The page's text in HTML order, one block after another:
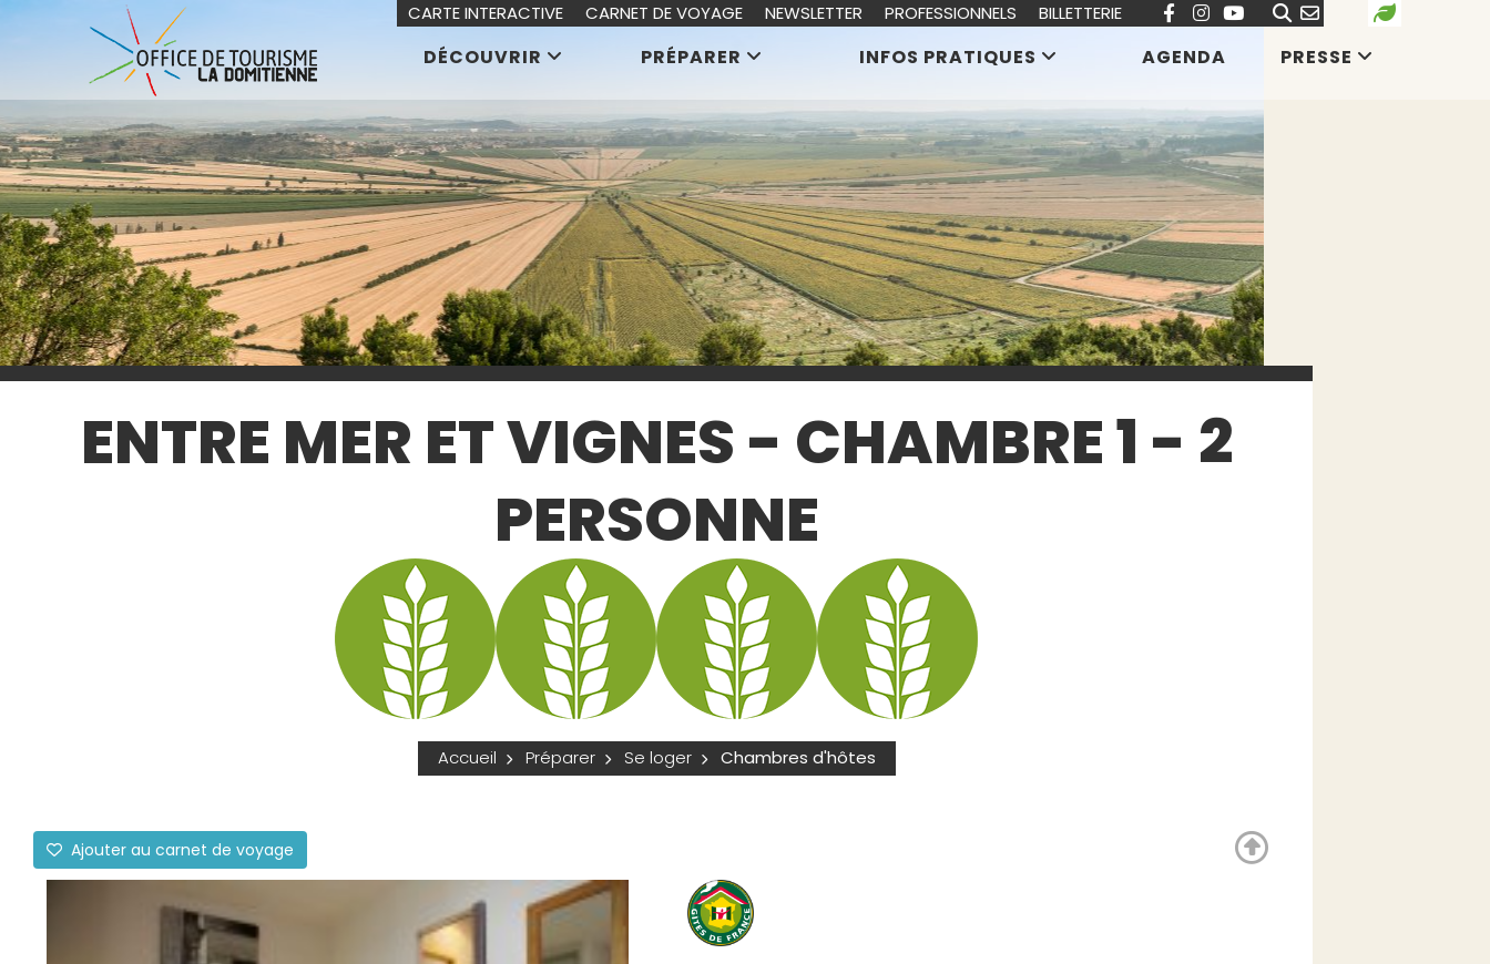
ENTRE MER ET VIGNES - CHAMBRE 1 - 2
PERSONNE
Accueil Préparer Se loger Chambres d'hôtes
Ajouter au carnet de voyage
DÉCOUVRIR PRÉPARER INFOS PRATIQUES AGENDA PRESSE
CARTE INTERACTIVE CARNET DE VOYAGE NEWSLETTER PROFESSIONNELS BILLETTERIE